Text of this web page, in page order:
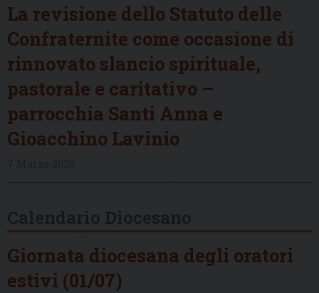
La revisione dello Statuto delle
Confraternite come occasione di
rinnovato slancio spirituale,
pastorale e caritativo –
parrocchia Santi Anna e
Gioacchino Lavinio
Giornata diocesana degli oratori
estivi (01/07)